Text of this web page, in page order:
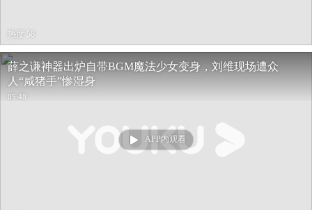
热度 58
薛之谦神器出炉自带BGM魔法少女变身，刘维现场遭众
人“咸猪手”惨湿身
05:48
APP内观看